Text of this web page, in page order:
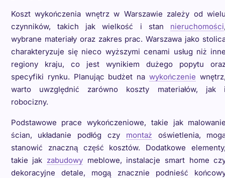
Koszt wykończenia wnętrz w Warszawie zależy od
czynników, takich jak wielkość i stan nieruchomości
wybrane materiały oraz zakres prac. Warszawa jako
charakteryzuje się nieco wyższymi cenami usług niż
regiony kraju, co jest wynikiem dużego popytu
specyfiki rynku. Planując budżet nawykończenie
warto uwzględnić zarówno koszty materiałów, jak
robocizny.
Podstawowe prace wykończeniowe, takie jak
ścian, układanie podłóg czy montaż oświetlenia,
stanowić znaczną część kosztów. Dodatkowe
takie jak zabudowymeblowe, instalacje smart home
dekoracyjne detale, mogą znacznie podnieść